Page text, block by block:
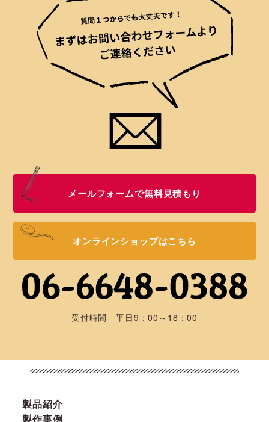
メールフォームで無料見積もり
オンラインショップはこちら
受付時間 平日9：00～18：00
製品紹介
製作事例